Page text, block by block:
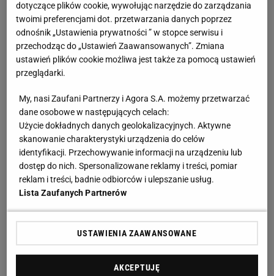
Zobacz wideoOto przyszły selekcjoner? "Limitem
jest niebo"
Real szybko ustawił mecz z Gironą. Dwie bramki w
cztery minuty
W początkowych fragmentachmecz
Municipal de Montilivi lepiej prezentowali się
gospodarze, którzy mieli dwie szanse na strzelenie
gola. Żadnej z nich nie udało się wykorzystać. W 17.
minucie odpowiedział Real, a konkretniej Joselu,
który otworzył wynik spotkania, strzelając po
dośrodkowaniu Jude'a Bellinghama. Już po czterech
minutach Real prowadził 2:0 po bramce Aureliena
Tchouameniego. Toni Kross dośrodkował piłkę z
rzutu rożnego wprost na głowę pomocnika, który nie
dotyczące plików cookie, wywołując narzędzie do zarządzania
twoimi preferencjami dot. przetwarzania danych poprzez
odnośnik „Ustawienia prywatności ” w stopce serwisu i
przechodząc do „Ustawień Zaawansowanych”. Zmiana
ustawień plików cookie możliwa jest także za pomocą ustawień
przeglądarki.
My, nasi Zaufani Partnerzy i Agora S.A. możemy przetwarzać
dane osobowe w następujących celach:
Użycie dokładnych danych geolokalizacyjnych. Aktywne
skanowanie charakterystyki urządzenia do celów
identyfikacji. Przechowywanie informacji na urządzeniu lub
dostęp do nich. Spersonalizowane reklamy i treści, pomiar
reklam i treści, badnie odbiorców i ulepszanie usług.
Lista Zaufanych Partnerów
USTAWIENIA ZAAWANSOWANE
AKCEPTUJĘ